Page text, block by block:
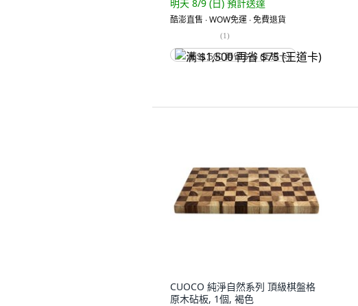
明天 8/9 (日) 預計送達
酷澎直售 ∙ WOW免運 ∙ 免費退貨
(1)
满 $1,500 再省 $75 (王道卡)
CUOCO 純淨自然系列 頂級棋盤格
原木砧板, 1個, 褐色